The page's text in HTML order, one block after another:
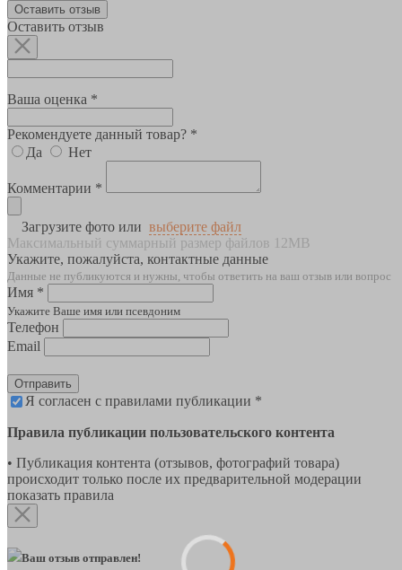
Оставить отзыв
Оставить отзыв
Ваша оценка *
Рекомендуете данный товар? *
Да
Нет
Комментарии *
Загрузите фото или выберите файл
Максимальный суммарный размер файлов 12MB
Укажите, пожалуйста, контактные данные
Данные не публикуются и нужны, чтобы ответить на ваш отзыв или вопрос
Имя *
Укажите Ваше имя или псевдоним
Телефон
Email
Отправить
Я согласен с правилами публикации *
Правила публикации пользовательского контента
• Публикация контента (отзывов, фотографий товара)
происходит только после их предварительной модерации
показать правила
Ваш отзыв отправлен!